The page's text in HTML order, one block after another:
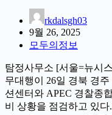
rkdalsgh03
9월 26, 2025
모두의정보
탐정사무소 [서울=뉴시
무대행이 26일 경북 경
션센터와 APEC 경찰종
비 상황을 점검하고 있다